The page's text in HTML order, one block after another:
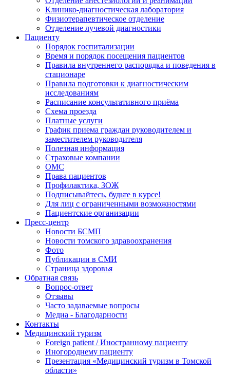
Клинико-диагностическая лаборатория
Физиотерапевтическое отделение
Отделение лучевой диагностики
Пациенту
Порядок госпитализации
Время и порядок посещения пациентов
Правила внутреннего распорядка и поведения в
стационаре
Правила подготовки к диагностическим
исследованиям
Расписание консультативного приёма
Схема проезда
Платные услуги
График приема граждан руководителем и
заместителем руководителя
Полезная информация
Страховые компании
ОМС
Права пациентов
Профилактика, ЗОЖ
Подписывайтесь, будьте в курсе!
Для лиц с ограниченными возможностями
Пациентские организации
Пресс-центр
Новости БСМП
Новости томского здравоохранения
Фото
Публикации в СМИ
Страница здоровья
Обратная связь
Вопрос-ответ
Отзывы
Часто задаваемые вопросы
Медиа - Благодарности
Контакты
Медицинский туризм
Foreign patient / Иностранному пациенту
Иногороднему пациенту
Презентация «Медицинский туризм в Томской
области»